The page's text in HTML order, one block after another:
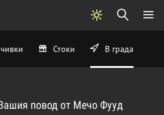
Стоки В града
повод от Мечо Фууд